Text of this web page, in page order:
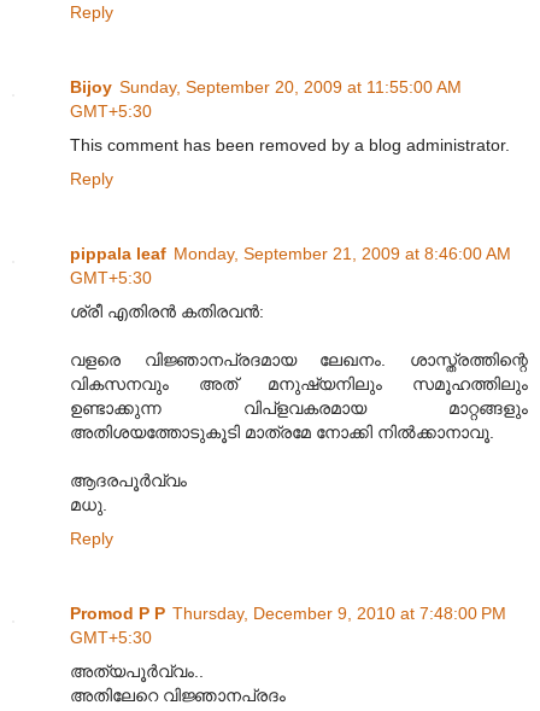
Reply
Bijoy Sunday, September 20, 2009 at 11:55:00 AM
GMT+5:30
This comment has been removed by a blog administrator.
Reply
pippala leaf Monday, September 21, 2009 at 8:46:00 AM
GMT+5:30
ശ്രീ എതിരൻ കതിരവൻ:
വളരെ വിജ്ഞാനപ്രദമായ ലേഖനം. ശാസ്ത്രത്തിന്റെ
വികസനവും അത്‌ മനുഷ്യനിലും സമൂഹത്തിലും
ഉണ്ടാക്കുന്ന വിപ്‌ളവകരമായ മാറ്റങ്ങളും
അതിശയത്തോടുകൂടി മാത്രമേ നോക്കി നിൽക്കാനാവൂ.
ആദരപൂർവ്വം
മധു.
Reply
Promod P P Thursday, December 9, 2010 at 7:48:00 PM
GMT+5:30
അത്യപൂർവ്വം..
അതിലേറെ വിജ്ഞാനപ്രദം